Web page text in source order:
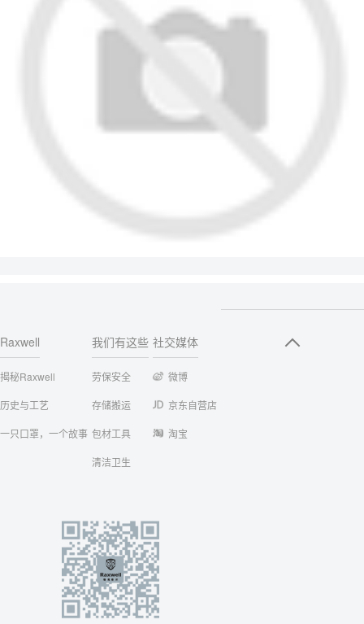
Raxwell
揭秘Raxwell
历史与工艺
一只口罩，一个故事
我们有这些
劳保安全
存储搬运
包材工具
清洁卫生
社交媒体
微博
京东自营店
淘宝